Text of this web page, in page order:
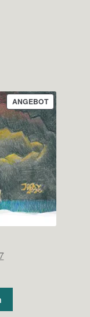
ANGEBOTPRODUKT
IM
ANGEBOT
€